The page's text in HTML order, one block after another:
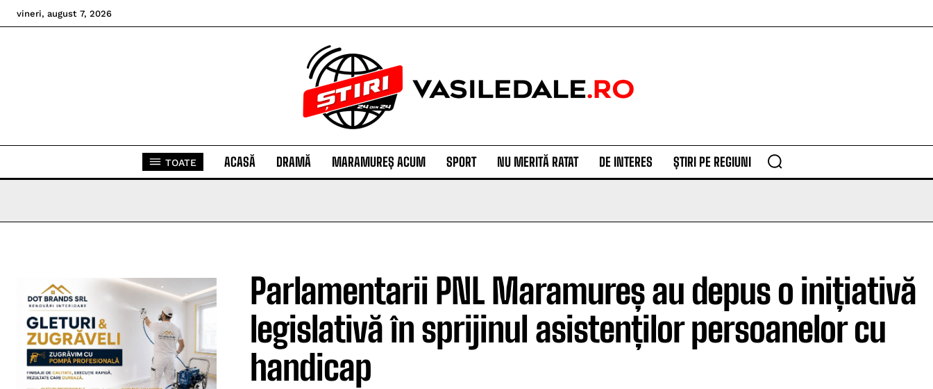
vineri, august 7, 2026
TOATE ACASĂ DRAMĂ MARAMUREȘ ACUM SPORT NU MERITĂ RATAT DE INTERES ȘTIRI PE REGIUNI
Parlamentarii PNL Maramureș au depus o inițiativă
legislativă în sprijinul asistenților persoanelor cu
handicap